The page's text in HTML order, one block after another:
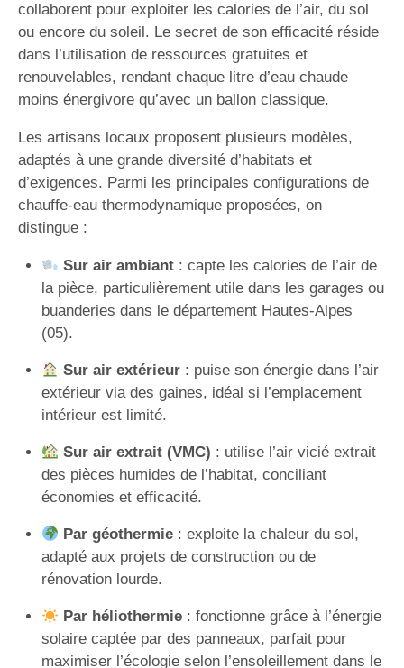
collaborent pour exploiter les calories de l’air, du sol
ou encore du soleil. Le secret de son efficacité réside
dans l’utilisation de ressources gratuites et
renouvelables, rendant chaque litre d’eau chaude
moins énergivore qu’avec un ballon classique.
Les artisans locaux proposent plusieurs modèles,
adaptés à une grande diversité d’habitats et
d’exigences. Parmi les principales configurations de
chauffe-eau thermodynamique proposées, on
distingue :
Sur air ambiant: capte les calories de l’air de
la pièce, particulièrement utile dans les garages ou
buanderies dans le département Hautes-Alpes
(05).
Sur air extérieur: puise son énergie dans l’air
extérieur via des gaines, idéal si l’emplacement
intérieur est limité.
Sur air extrait (VMC) : utilise l’air vicié extrait
des pièces humides de l’habitat, conciliant
économies et efficacité.
Par géothermie: exploite la chaleur du sol,
adapté aux projets de construction ou de
rénovation lourde.
Par héliothermie: fonctionne grâce à l’énergie
solaire captée par des panneaux, parfait pour
maximiser l’écologie selon l’ensoleillement dans le